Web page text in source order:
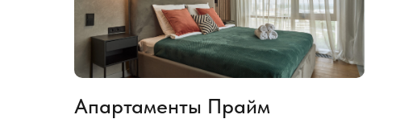
Апартаменты Прайм